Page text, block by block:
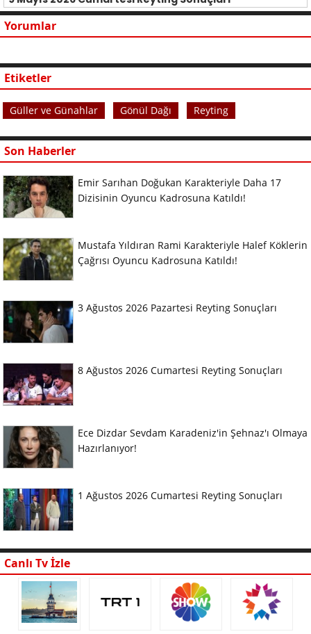
Yorumlar
Etiketler
Güller ve Günahlar Gönül Dağı Reyting
Son Haberler
Emir Sarıhan Doğukan Karakteriyle Daha 17
Dizisinin Oyuncu Kadrosuna Katıldı!
Mustafa Yıldıran Rami Karakteriyle Halef Köklerin
Çağrısı Oyuncu Kadrosuna Katıldı!
3 Ağustos 2026 Pazartesi Reyting Sonuçları
8 Ağustos 2026 Cumartesi Reyting Sonuçları
Ece Dizdar Sevdam Karadeniz'in Şehnaz'ı Olmaya
Hazırlanıyor!
1 Ağustos 2026 Cumartesi Reyting Sonuçları
Canlı Tv İzle